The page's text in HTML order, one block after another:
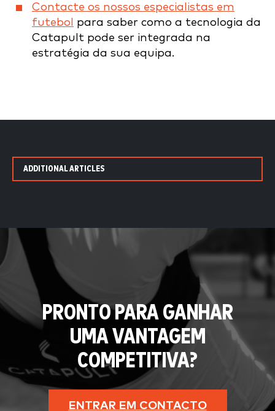
Contacte os nossos especialistas em
futebol
para saber como a tecnologia da
Catapult pode ser integrada na
estratégia da sua equipa.
ADDITIONAL ARTICLES
PRONTO PARA GANHAR
UMA VANTAGEM
COMPETITIVA?
ENTRAR EM CONTACTO